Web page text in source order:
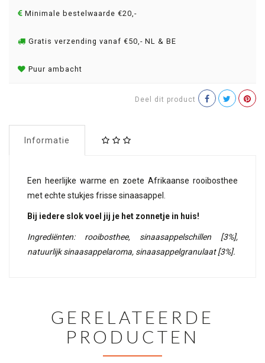
Minimale bestelwaarde €20,-
Gratis verzending vanaf €50,- NL & BE
Puur ambacht
Deel dit product
Informatie
Een heerlijke warme en zoete Afrikaanse rooibosthee
met echte stukjes frisse sinaasappel.
Bij iedere slok voel jij je het zonnetje in huis!
Ingrediënten: rooibosthee, sinaasappelschillen [3%],
natuurlijk sinaasappelaroma, sinaasappelgranulaat [3%].
GERELATEERDE
PRODUCTEN